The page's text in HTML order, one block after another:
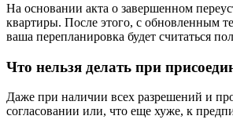
На основании акта о завершенном
квартиры. После этого, с обновленным
ваша перепланировка будет считаться
Что нельзя делать при
Даже при наличии всех разрешений и
согласовании или, что еще хуже, к